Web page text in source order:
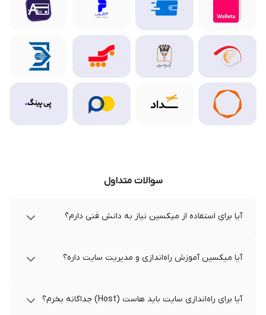
سوالات متداول
آیا برای استفاده از میکسین نیاز به دانش فنی دارم؟
آیا میکسین آموزش راه‌اندازی و مدیریت سایت داره؟
آیا برای راه‌اندازی سایت باید هاست (Host) جداگانه بخرم؟